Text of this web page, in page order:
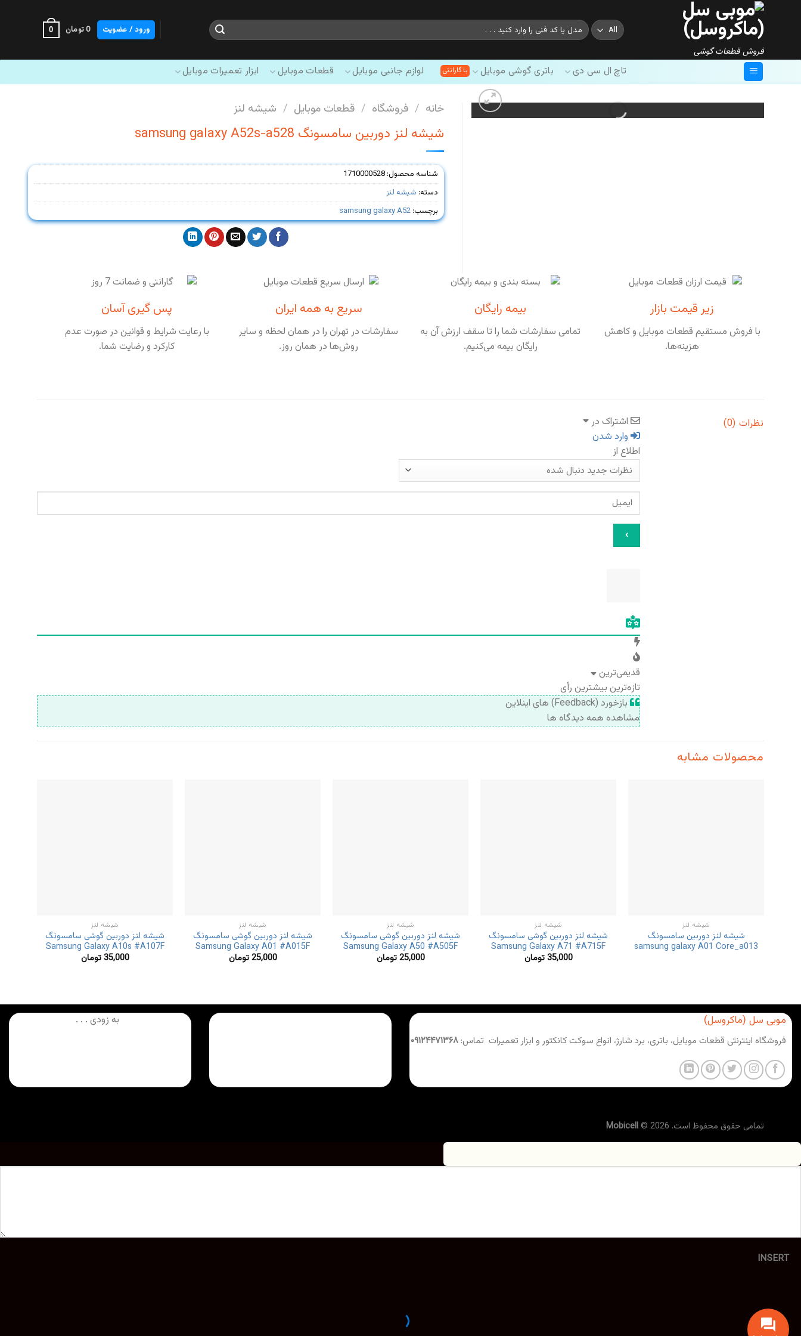
فروش قطعات گوشی
جستجو
برای:
ورود / عضویت 0تومان 0
تاچ ال سی دی باتری گوشی موبایل لوازم جانبی موبایل قطعات موبایل ابزار تعمیرات موبایل
خانه / فروشگاه / قطعات موبایل / شیشه لنز
شیشه لنز دوربین سامسونگ samsung galaxy A52s-a528
شناسه محصول: 1710000528
دسته: شیشه لنز
برچسب: samsung galaxy A52
زیر قیمت بازار
با فروش مستقیم قطعات موبایل و کاهش
هزینه‌ها.
بیمه رایگان
تمامی سفارشات شما را تا سقف ارزش آن به
رایگان بیمه می‌کنیم.
سریع به همه ایران
سفارشات در تهران را در همان لحظه و سایر
روش‌ها در همان روز.
پس گیری آسان
با رعایت شرایط و قوانین در صورت عدم
کارکرد و رضایت شما.
نظرات (0)
اشتراک در
وارد شدن
اطلاع از
قدیمی‌ترین
تازه‌ترین بیشترین رأی
بازخورد (Feedback) های اینلاین
مشاهده همه دیدگاه ها
محصولات مشابه
شیشه لنز
شیشه لنز دوربین سامسونگ
samsung galaxy A01 Core_a013
شیشه لنز
شیشه لنز دوربین گوشی سامسونگ
Samsung Galaxy A71 #A715F
35,000تومان
شیشه لنز
شیشه لنز دوربین گوشی سامسونگ
Samsung Galaxy A50 #A505F
25,000تومان
شیشه لنز
شیشه لنز دوربین گوشی سامسونگ
Samsung Galaxy A01 #A015F
25,000تومان
شیشه لنز
شیشه لنز دوربین گوشی سامسونگ
Samsung Galaxy A10s #A107F
35,000تومان
موبی سل (ماکروسل)
فروشگاه اینترنتی قطعات موبایل، باتری، برد شارژ، انواع سوکت کانکتور و ابزار تعمیرات تماس: ۰۹۱۲۴۴۷۱۳۶۸
به زودی . . .
تمامی حقوق محفوظ است. 2026 © Mobicell
INSERT